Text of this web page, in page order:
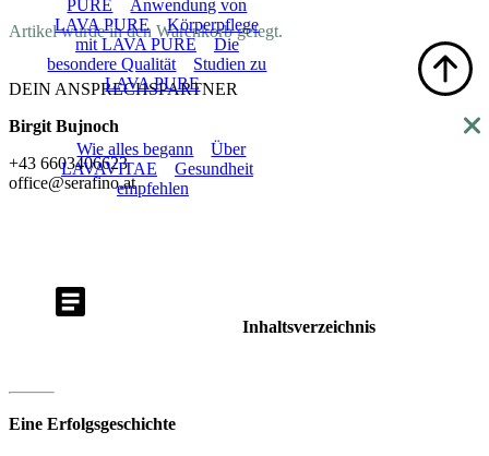
PURE
Anwendung von
LAVA PURE
Körperpflege
mit LAVA PURE
Die
besondere Qualität
Studien zu
LAVA PURE
Wie alles begann
Über
LAVAVITAE
Gesundheit
empfehlen
Artikel wurde in den Warenkorb gelegt.
DEIN ANSPRECHSPARTNER
Birgit Bujnoch
+43 6603406623
office@serafino.at
Inhaltsverzeichnis
Eine Erfolgsgeschichte